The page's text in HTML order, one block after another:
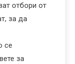
отбори от
за да
се
за